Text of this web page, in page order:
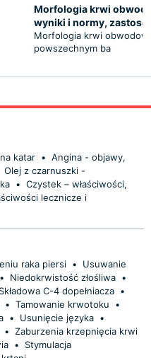
Morfologia krwi
wyniki i normy,
Morfologia krwi
powszechnym ba
katar • Angina - objawy,
Olej z czarnuszki -
• Czystek – właściwości,
lecznicze i
raka piersi •
Usuwanie
• Niedokrwistość złośliwa •
Składowa C-4 dopełniacza •
• Tamowanie krwotoku
•
• Usunięcie języka •
• Zaburzenia krzepnięcia krwi
•
Stymulacja